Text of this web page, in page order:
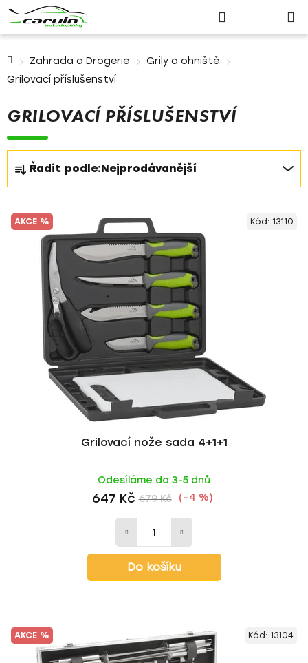
Přihlášení
košík
Zahrada a Drogerie
Grily a ohniště
Grilovací příslušenství
GRILOVACÍ PŘÍSLUŠENSTVÍ
Ř
a
z
e
n
Řadit podle:Nejprodávanější
V
ýAKCE %
Grilovací nože sada 4+1+1
Odesíláme do 3-5 dnů
647 Kč 679 Kč (–4 %)
Do košíku
Kód: 13110
AKCE % Kód: 13104